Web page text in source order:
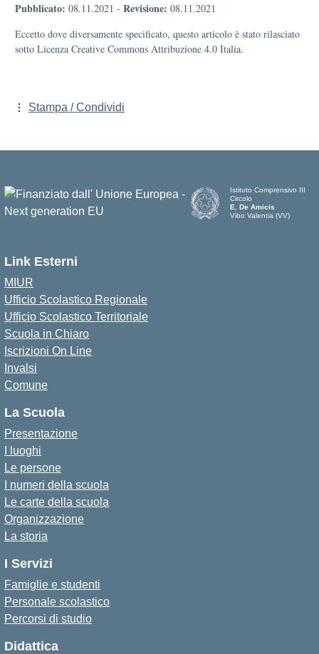
Pubblicato: 08.11.2021 - Revisione: 08.11.2021
Eccetto dove diversamente specificato, questo articolo è stato rilasciato
sotto Licenza Creative Commons Attribuzione 4.0 Italia.
Stampa / Condividi
Istituto Comprensivo III
Circolo
E. De Amicis
Vibo Valentia (VV)
Link Esterni
MIUR
Ufficio Scolastico Regionale
Ufficio Scolastico Territoriale
Scuola in Chiaro
Iscrizioni On Line
Invalsi
Comune
La Scuola
Presentazione
I luoghi
Le persone
I numeri della scuola
Le carte della scuola
Organizzazione
La storia
I Servizi
Famiglie e studenti
Personale scolastico
Percorsi di studio
Didattica